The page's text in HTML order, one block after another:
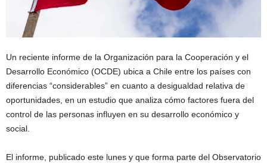
Un reciente informe de la Organización para la Cooperación y el
Desarrollo Económico (OCDE) ubica a Chile entre los países con
diferencias “considerables” en cuanto a desigualdad relativa de
oportunidades, en un estudio que analiza cómo factores fuera del
control de las personas influyen en su desarrollo económico y
social.
El informe, publicado este lunes y que forma parte del Observatorio